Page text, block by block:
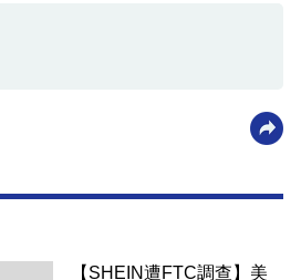
【SHEIN遭FTC調查】美